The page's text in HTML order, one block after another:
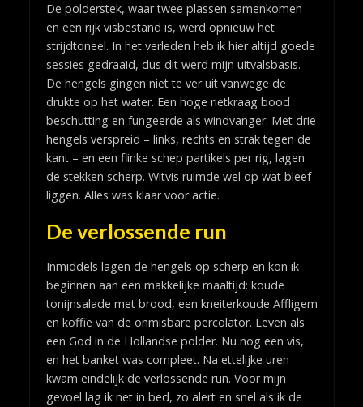
De polderstek, waar twee plassen samenkomen
en een rijk visbestand is, werd opnieuw het
strijdtoneel. In het verleden heb ik hier altijd goede
sessies gedraaid, dus dit werd mijn uitvalsbasis.
De hengels gingen niet te ver uit vanwege de
drukte op het water. Een hoge rietkraag bood
beschutting en fungeerde als windvanger. Met drie
hengels verspreid – links, rechts en strak tegen de
kant – en een flinke schep partikels per rig, lagen
de stekken scherp. Witvis ruimde wel op wat bleef
liggen. Alles was klaar voor actie.
De verlossende run
Inmiddels lagen de hengels op scherp en kon ik
beginnen aan een makkelijke maaltijd: koude
tonijnsalade met brood, een kneiterkoude Affligem
en koffie van de onmisbare percolator. Leven als
een God in de Hollandse polder. Nu nog een vis,
en het banket was compleet. Na ettelijke uren
kwam eindelijk de verlossende run. Voor mijn
gevoel lag ik net in bed, zo alert en snel als ik de